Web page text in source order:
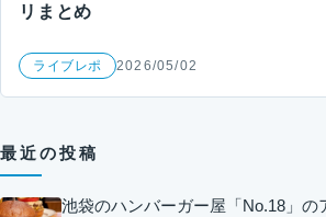
リまとめ
ライブレポ 2026/05/02
最近の投稿
池袋のハンバーガー屋「No.18」の